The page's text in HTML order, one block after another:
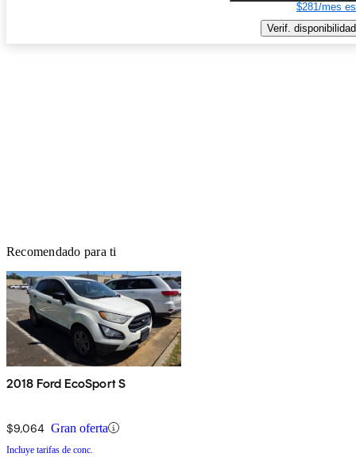
$281/mes
Verif. disponibilidad
Recomendado para ti
2018 Ford EcoSport S
$9,064 Gran oferta
Incluye tarifas de conc.